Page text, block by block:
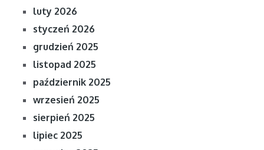
luty 2026
styczeń 2026
grudzień 2025
listopad 2025
październik 2025
wrzesień 2025
sierpień 2025
lipiec 2025